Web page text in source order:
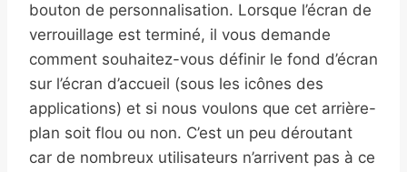
bouton de personnalisation. Lorsque l’écran de
verrouillage est terminé, il vous demande
comment souhaitez-vous définir le fond d’écran
sur l’écran d’accueil (sous les icônes des
applications) et si nous voulons que cet arrière-
plan soit flou ou non. C’est un peu déroutant
car de nombreux utilisateurs n’arrivent pas à ce